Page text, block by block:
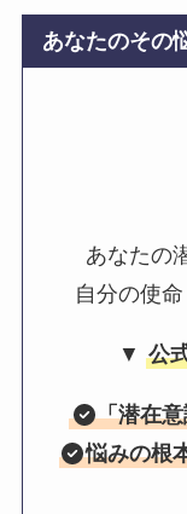
あなたのその
あなたの
自分の使
▼ 公
「潜在
悩みの根